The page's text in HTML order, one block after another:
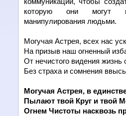
которую они могут
манипулирования людьми.
Могучая Астрея, всех нас
На призыв наш огненный
От нечистого видения жизнь
Без страха и сомнения
Могучая Астрея, в единc
Пылают твой Круг и твой
Огнем Чистоты насквозь